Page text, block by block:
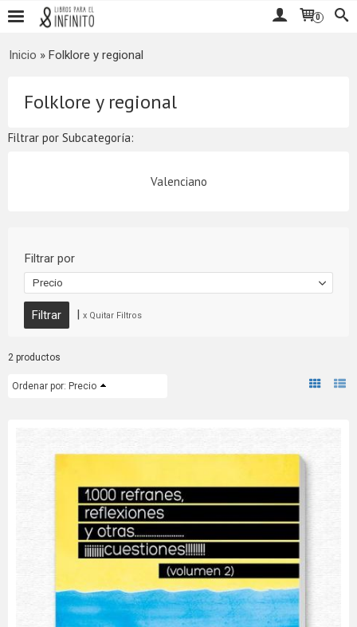
0
Inicio » Folklore y regional
Folklore y regional
Filtrar por Subcategoría:
Valenciano
Filtrar por
Precio
| x Quitar Filtros
2 productos
Ordenar por: Precio